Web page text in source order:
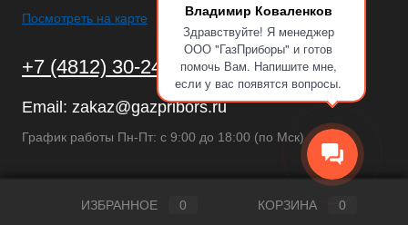
Владимир Коваленков
Здравствуйте! Я менеджер
ООО "ГазПриборы" и готов
помочь Вам. Напишите мне,
если у вас появятся вопросы.
Посмотреть на карте
+7 (4812) 30-24-75
Email: zakaz@gazpribors.ru
График работы Пн-Пт: с 9:00 до 18:00 (по Мск)
ИЗБРАННОЕ 0 КОРЗИНА 0